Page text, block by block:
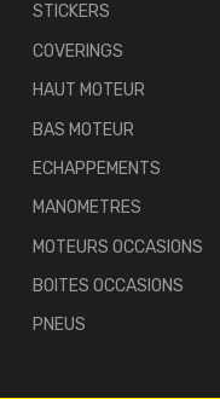
STICKERS
COVERINGS
HAUT MOTEUR
BAS MOTEUR
ECHAPPEMENTS
MANOMETRES
MOTEURS OCCASIONS
BOITES OCCASIONS
PNEUS